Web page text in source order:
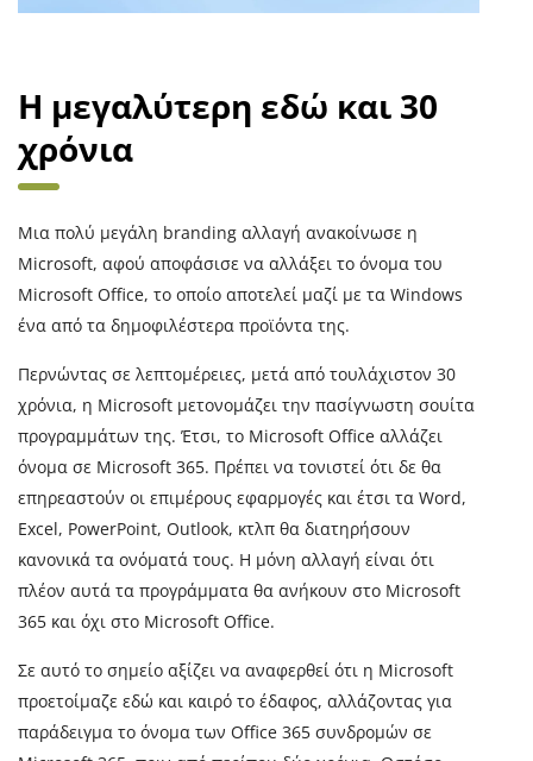
Η μεγαλύτερη εδώ και 30
χρόνια
Μια πολύ μεγάλη branding αλλαγή ανακοίνωσε η
Microsoft, αφού αποφάσισε να αλλάξει το όνομα του
Microsoft Office, το οποίο αποτελεί μαζί με τα Windows
ένα από τα δημοφιλέστερα προϊόντα της.
Περνώντας σε λεπτομέρειες, μετά από τουλάχιστον 30
χρόνια, η Microsoft μετονομάζει την πασίγνωστη σουίτα
προγραμμάτων της. Έτσι, το Microsoft Office αλλάζει
όνομα σε Microsoft 365. Πρέπει να τονιστεί ότι δε θα
επηρεαστούν οι επιμέρους εφαρμογές και έτσι τα Word,
Excel, PowerPoint, Outlook, κτλπ θα διατηρήσουν
κανονικά τα ονόματά τους. Η μόνη αλλαγή είναι ότι
πλέον αυτά τα προγράμματα θα ανήκουν στο Microsoft
365 και όχι στο Microsoft Office.
Σε αυτό το σημείο αξίζει να αναφερθεί ότι η Microsoft
προετοίμαζε εδώ και καιρό το έδαφος, αλλάζοντας για
παράδειγμα το όνομα των Office 365 συνδρομών σε